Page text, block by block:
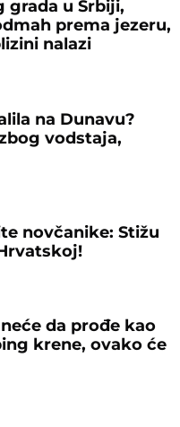
grada u Srbiji,
prema jezeru,
nalazi
na Dunavu?
vodstaja,
novčanike: Stižu
da prođe kao
krene, ovako će